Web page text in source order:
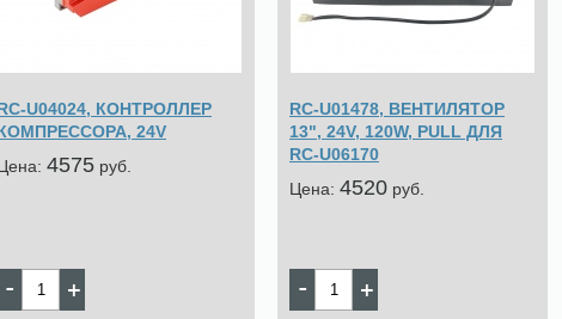
U04024, КОНТРОЛЛЕР
24V
4575 pуб.
RC-U01478, ВЕНТИЛЯТОР
13", 24V, 120W, PULL ДЛЯ
RC-U06170
Цена: 4520 pуб.